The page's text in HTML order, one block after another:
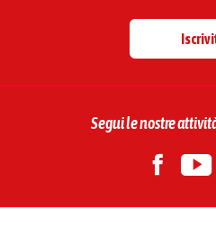
Segui le nostre